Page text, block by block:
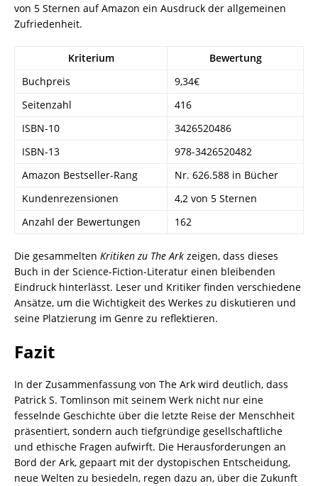
von 5 Sternen auf Amazon ein Ausdruck der allgemeinen
Zufriedenheit.
Kriterium
Bewertung
Buchpreis
9,34€
Seitenzahl
416
ISBN-10
3426520486
ISBN-13
978-3426520482
Amazon Bestseller-Rang
Nr. 626.588 in Bücher
Kundenrezensionen
4,2 von 5 Sternen
Anzahl der Bewertungen
162
Die gesammelten Kritiken zu The Ark zeigen, dass dieses
Buch in der Science-Fiction-Literatur einen bleibenden
Eindruck hinterlässt. Leser und Kritiker finden verschiedene
Ansätze, um die Wichtigkeit des Werkes zu diskutieren und
seine Platzierung im Genre zu reflektieren.
Fazit
In der Zusammenfassung von The Ark wird deutlich, dass
Patrick S. Tomlinson mit seinem Werk nicht nur eine
fesselnde Geschichte über die letzte Reise der Menschheit
präsentiert, sondern auch tiefgründige gesellschaftliche
und ethische Fragen aufwirft. Die Herausforderungen an
Bord der Ark, gepaart mit der dystopischen Entscheidung,
neue Welten zu besiedeln, regen dazu an, über die Zukunft